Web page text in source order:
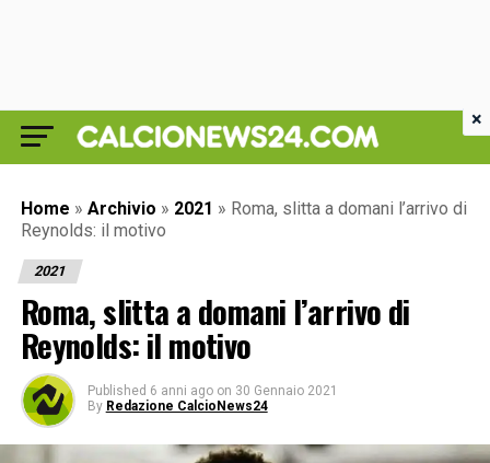
Home » Archivio » 2021 » Roma, slitta a domani l’arrivo di
Reynolds: il motivo
2021
Roma, slitta a domani l’arrivo di
Reynolds: il motivo
Published 6 anni ago on 30 Gennaio 2021
By Redazione CalcioNews24
×